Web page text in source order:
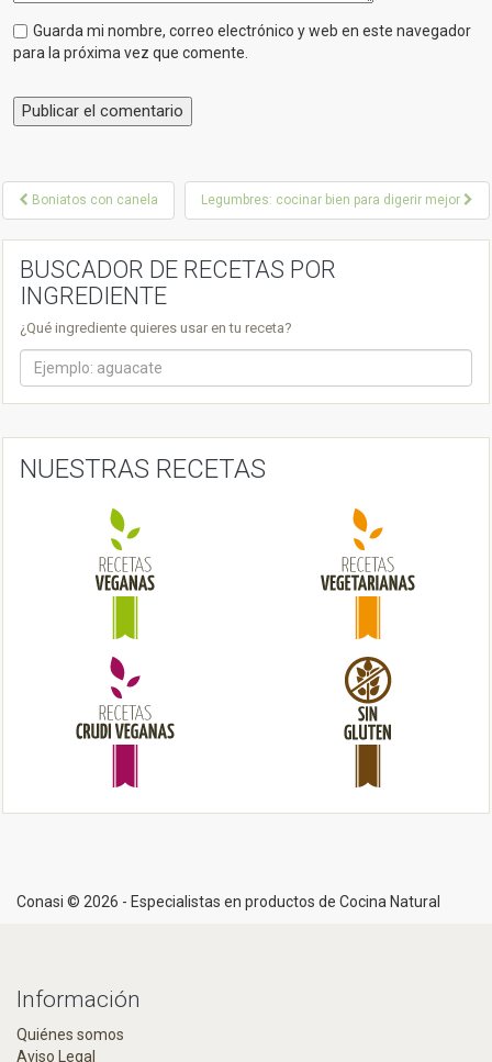
Guarda mi nombre, correo electrónico y web en este navegador
para la próxima vez que comente.
P
o
v
i
Boniatos con canela Legumbres: cocinar bien para digerir mejor
BUSCADOR DE RECETAS POR
INGREDIENTE
¿Qué ingrediente quieres usar en tu receta?
NUESTRAS RECETAS
Conasi © 2026 - Especialistas en productos de Cocina Natural
Información
Quiénes somos
Aviso Legal